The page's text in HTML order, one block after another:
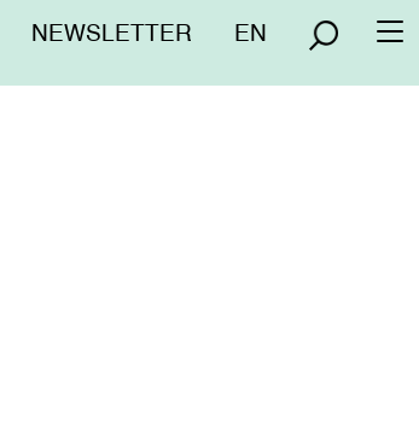
NEWSLETTER EN